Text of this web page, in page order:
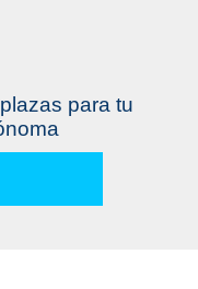
para tu